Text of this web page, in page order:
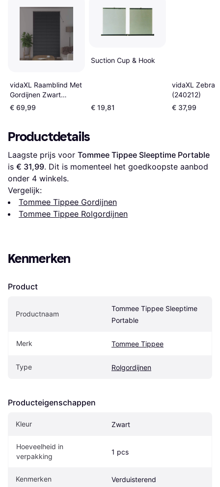
vidaXL Raamblind Met
Gordijnen Zwart
Aluminium 80 x 130
€ 69,99
Suction Cup & Hook
€ 19,81
vidaXL Zebra
(240212)
€ 37,99
Productdetails
Laagste prijs voor Tommee Tippee Sleeptime Portable
is € 31,99. Dit is momenteel het goedkoopste aanbod
onder 4 winkels.
Vergelijk:
Tommee Tippee Gordijnen
Tommee Tippee Rolgordijnen
Kenmerken
Product
Productnaam
Tommee Tippee Sleeptime
Portable
Merk Tommee Tippee
Type Rolgordijnen
Producteigenschappen
Kleur Zwart
Hoeveelheid in
verpakking
1 pcs
Kenmerken Verduisterend